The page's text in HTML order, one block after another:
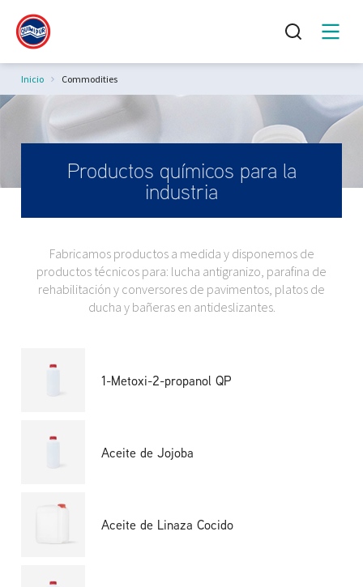
Estás aquí:
Inicio Commodities
Productos químicos para la
industria
Fabricamos productos a medida y disponemos de
productos técnicos para: lucha antigranizo, parafina de
rehabilitación y conversores de pavimentos, platos de
ducha y bañeras en antideslizantes.
1-Metoxi-2-propanol QP
Aceite de Jojoba
Aceite de Linaza Cocido